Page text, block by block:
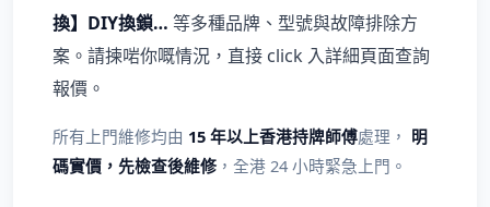
換】DIY換鎖… 等多種品牌、型號與故障排除方
案。請揀啱你嘅情況，直接 click 入詳細頁面查詢
報價。
所有上門維修均由 15 年以上香港持牌師傅處理， 明
碼實價，先檢查後維修 ，全港 24 小時緊急上門。